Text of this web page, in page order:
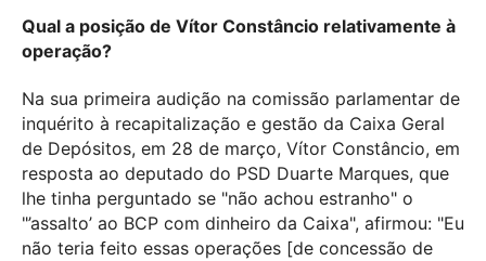
Qual a posição de Vítor Constâncio relativamente à
operação?
Na sua primeira audição na comissão parlamentar de
inquérito à recapitalização e gestão da Caixa Geral
de Depósitos, em 28 de março, Vítor Constâncio, em
resposta ao deputado do PSD Duarte Marques, que
lhe tinha perguntado se "não achou estranho" o
"’assalto’ ao BCP com dinheiro da Caixa", afirmou: "Eu
não teria feito essas operações [de concessão de